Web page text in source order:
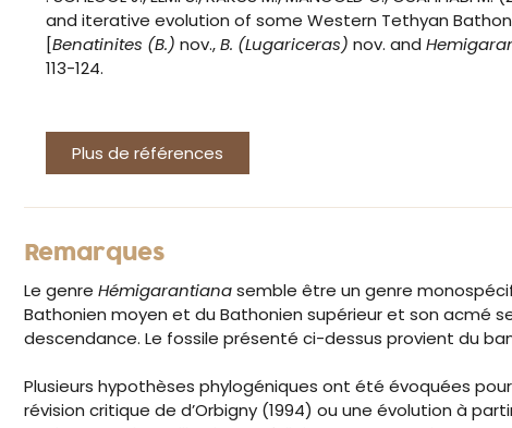
and iterative evolution of some Western Tethyan
[Benatinites (B.) nov.,B. (Lugariceras) nov. and
113-124.
Plus de références
Remarques
Le genre Hémigarantianasemble être un genre
Bathonien moyen et du Bathonien supérieur et son acmé
descendance. Le fossile présenté ci-dessus provient du
Plusieurs hypothèses phylogéniques ont été évoquées
révision critique de d’Orbigny (1994) ou une évolution à